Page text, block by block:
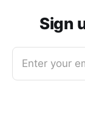
Sign
Enter your